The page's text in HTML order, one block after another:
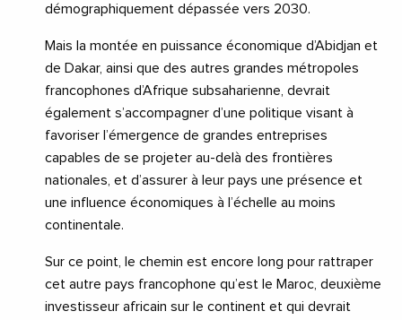
démographiquement dépassée vers 2030.
Mais la montée en puissance économique d’Abidjan et
de Dakar, ainsi que des autres grandes métropoles
francophones d’Afrique subsaharienne, devrait
également s’accompagner d’une politique visant à
favoriser l’émergence de grandes entreprises
capables de se projeter au-delà des frontières
nationales, et d’assurer à leur pays une présence et
une influence économiques à l’échelle au moins
continentale.
Sur ce point, le chemin est encore long pour rattraper
cet autre pays francophone qu’est le Maroc, deuxième
investisseur africain sur le continent et qui devrait